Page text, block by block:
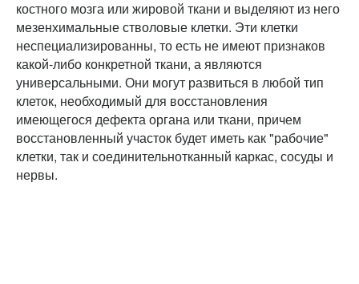
костного мозга или жировой ткани и выделяют из него
мезенхимальные стволовые клетки. Эти клетки
неспециализированны, то есть не имеют признаков
какой-либо конкретной ткани, а являются
универсальными. Они могут развиться в любой тип
клеток, необходимый для восстановления
имеющегося дефекта органа или ткани, причем
восстановленный участок будет иметь как "рабочие"
клетки, так и соединительнотканный каркас, сосуды и
нервы.